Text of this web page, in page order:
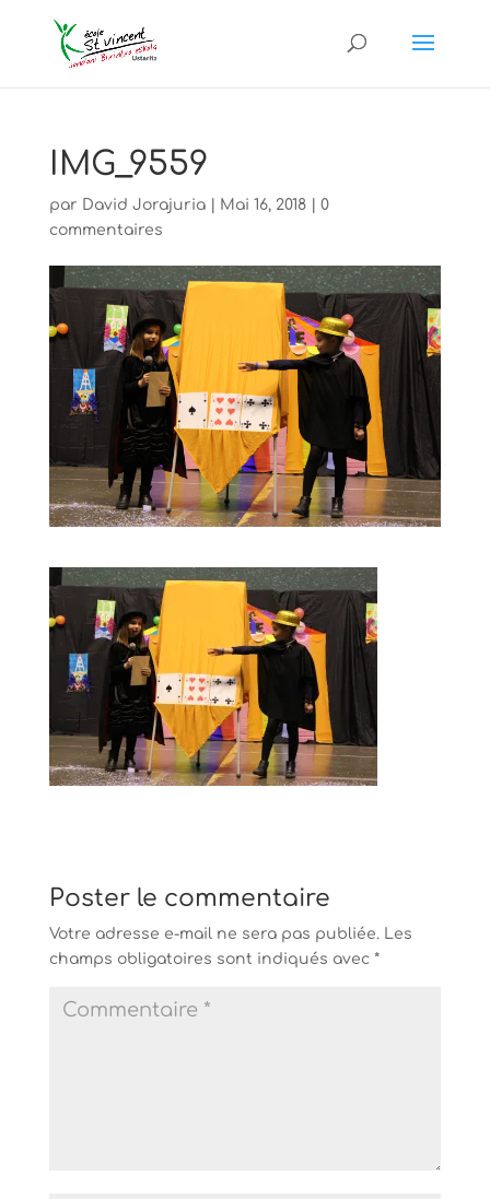
IMG_9559
par David Jorajuria| Mai 16, 2018| 0
commentaires
Poster le commentaire
Votre adresse e-mail ne sera pas publiée. Les
champs obligatoires sont indiqués avec *